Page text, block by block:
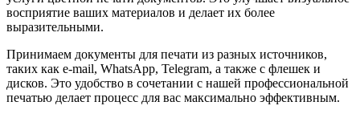
восприятие ваших материалов и делает их более
выразительными.
Принимаем документы для печати из разных источников,
таких как e-mail, WhatsApp, Telegram, а также с флешек и
дисков. Это удобство в сочетании с нашей профессиональной
печатью делает процесс для вас максимально эффективным.